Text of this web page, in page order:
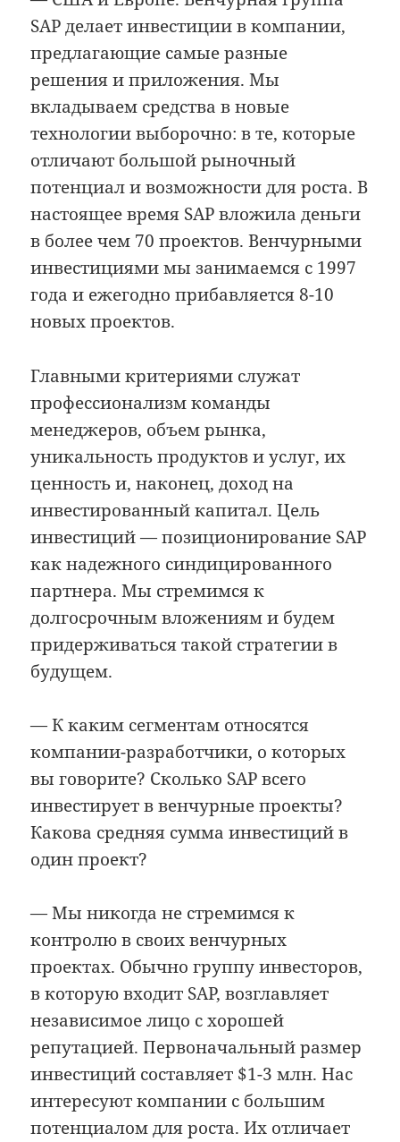
SAP делает инвестиции в компании,
предлагающие самые разные
решения и приложения. Мы
вкладываем средства в новые
технологии выборочно: в те, которые
отличают большой рыночный
потенциал и возможности для роста. В
настоящее время SAP вложила деньги
в более чем 70 проектов. Венчурными
инвестициями мы занимаемся с 1997
года и ежегодно прибавляется 8-10
новых проектов.
Главными критериями служат
профессионализм команды
менеджеров, объем рынка,
уникальность продуктов и услуг, их
ценность и, наконец, доход на
инвестированный капитал. Цель
инвестиций — позиционирование SAP
как надежного синдицированного
партнера. Мы стремимся к
долгосрочным вложениям и будем
придерживаться такой стратегии в
будущем.
— К каким сегментам относятся
компании-разработчики, о которых
вы говорите? Сколько SAP всего
инвестирует в венчурные проекты?
Какова средняя сумма инвестиций в
один проект?
— Мы никогда не стремимся к
контролю в своих венчурных
проектах. Обычно группу инвесторов,
в которую входит SAP, возглавляет
независимое лицо с хорошей
репутацией. Первоначальный размер
инвестиций составляет $1-3 млн. Нас
интересуют компании с большим
потенциалом для роста. Их отличает